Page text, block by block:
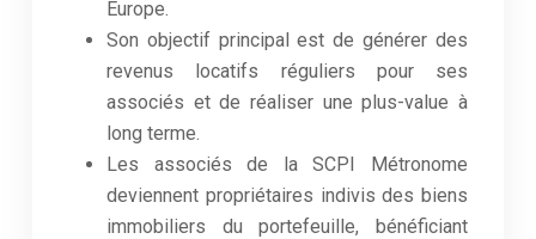
Europe.
Son objectif principal est de générer des
revenus locatifs réguliers pour ses
associés et de réaliser une plus-value à
long terme.
Les associés de la SCPI Métronome
deviennent propriétaires indivis des biens
immobiliers du portefeuille, bénéficiant